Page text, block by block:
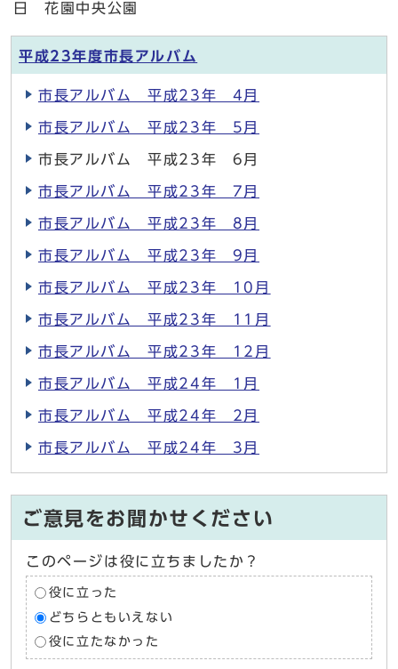
日 花園中央公園
平成23年度市長アルバム
市長アルバム 平成23年 4月
市長アルバム 平成23年 5月
市長アルバム 平成23年 6月
市長アルバム 平成23年 7月
市長アルバム 平成23年 8月
市長アルバム 平成23年 9月
市長アルバム 平成23年 10月
市長アルバム 平成23年 11月
市長アルバム 平成23年 12月
市長アルバム 平成24年 1月
市長アルバム 平成24年 2月
市長アルバム 平成24年 3月
ご意見をお聞かせください
このページは役に立ちましたか？
役に立った
どちらともいえない
役に立たなかった